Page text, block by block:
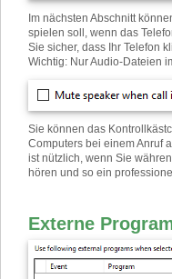
Im nächsten Abschnitt
spielen soll, wenn das
Sie sicher, dass Ihr Telefon
Wichtig: Nur Audio-Dateien
Sie können das
Computers bei einem Anruf
ist nützlich, wenn Sie
hören und so ein
Externe